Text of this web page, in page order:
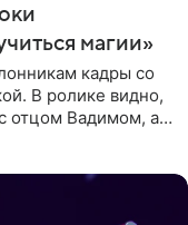
магии»
кадры со
В ролике видно,
отцом Вадимом, а у